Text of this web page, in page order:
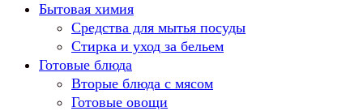
Бытовая химия
Средства для мытья посуды
Стирка и уход за бельем
Готовые блюда
Вторые блюда с мясом
Готовые овощи